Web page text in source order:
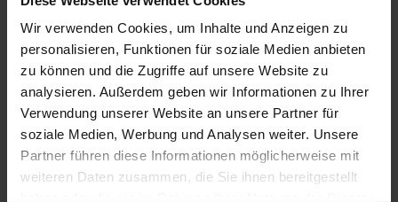
Wir verwenden Cookies, um Inhalte und Anzeigen zu
personalisieren, Funktionen für soziale Medien anbieten
zu können und die Zugriffe auf unsere Website zu
analysieren. Außerdem geben wir Informationen zu Ihrer
Verwendung unserer Website an unsere Partner für
soziale Medien, Werbung und Analysen weiter. Unsere
Partner führen diese Informationen möglicherweise mit
weiteren Daten zusammen, die Sie ihnen bereitgestellt
Bolzanos Arbeiten über Fragen der Ästhetik und
Kunstphilosophie fanden - im Unterschied zu seinen
Beiträgen zur Wissenschaftstheorie, Logik und
Mathematik sowie zur Religionswissenschaft -
bislang nicht die ihnen gebührende Aufmerksamkeit
und Würdigung. In einem Brief an seinen Schüler
Michael Fesl prophezeite Bolzano selbst nach
Abschluß der ersten seiner zwei ästhetischen